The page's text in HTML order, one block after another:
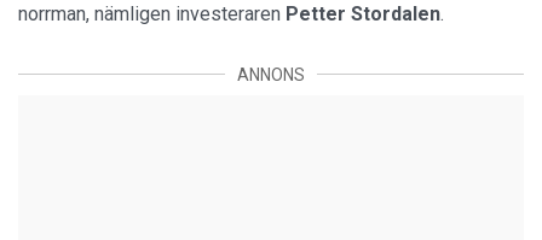
norrman, nämligen investeraren Petter Stordalen.
ANNONS